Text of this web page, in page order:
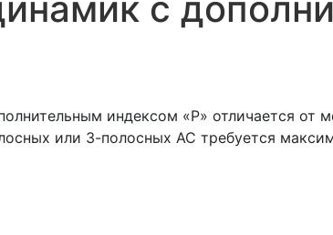
индексом «P» отличается
или 3-полосных АС требуется